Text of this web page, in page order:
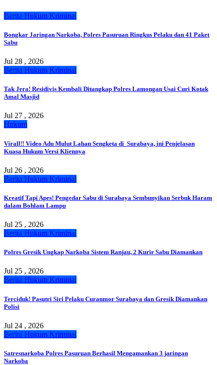
Berita Hukum Kriminal
Bongkar Jaringan Narkoba, Polres Pasuruan Ringkus Pelaku dan 41 Paket
Sabu
Jul 28 , 2026
Berita Hukum Kriminal
Tak Jera! Residivis Kembali Ditangkap Polres Lamongan Usai Curi Kotak
Amal Masjid
Jul 27 , 2026
Hukum
Virall!! Video Adu Mulut Lahan Sengketa di Surabaya, ini Penjelasan
Kuasa Hukum Versi Kliennya
Jul 26 , 2026
Berita Hukum Kriminal
Kreatif Tapi Apes! Pengedar Sabu di Surabaya Sembunyikan Serbuk Haram
dalam Bohlam Lampu
Jul 25 , 2026
Berita Hukum Kriminal
Polres Gresik Ungkap Narkoba Sistem Ranjau, 2 Kurir Sabu Diamankan
Jul 25 , 2026
Berita Hukum Kriminal
Terciduk! Pasutri Siri Pelaku Curanmor Surabaya dan Gresik Diamankan
Polisi
Jul 24 , 2026
Berita Hukum Kriminal
Satresnarkoba Polres Pasuruan Berhasil Mengamankan 3 jaringan
Narkoba